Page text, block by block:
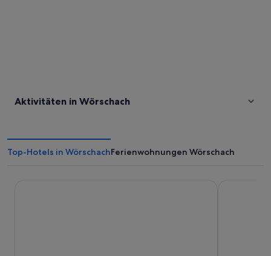
Aktivitäten in Wörschach
Top-Hotels in WörschachFerienwohnungen Wörschach